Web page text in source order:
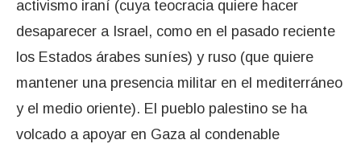
activismo iraní (cuya teocracia quiere hacer
desaparecer a Israel, como en el pasado reciente
los Estados árabes suníes) y ruso (que quiere
mantener una presencia militar en el mediterráneo
y el medio oriente). El pueblo palestino se ha
volcado a apoyar en Gaza al condenable